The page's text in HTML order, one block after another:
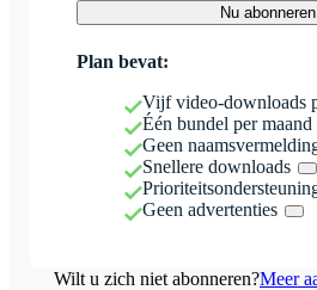
Nu abonneren
Plan bevat:
Vijf video-downloads
Één bundel per maand
Geen
Snellere downloads
Geen advertenties
Wilt u zich niet abonneren?Meer